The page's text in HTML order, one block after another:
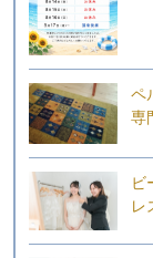
ペ
専
ビ
レ